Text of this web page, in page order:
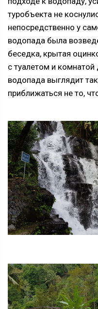
туробъекта не
непосредственно у
водопада была
беседка, крытая
с туалетом и комнатой
водопада выглядит
приближаться не то,